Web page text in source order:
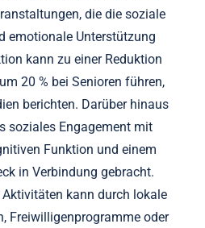
die die soziale
emotionale Unterstützung
kann zu einer Reduktion
20 % bei Senioren führen,
berichten. Darüber hinaus
soziales Engagement mit
Funktion und einem
in Verbindung gebracht.
kann durch lokale
Freiwilligenprogramme oder